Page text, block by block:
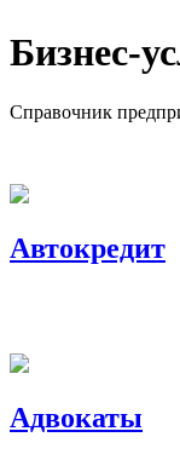
Бизнес-
Справочник
Автокредит
Адвокаты